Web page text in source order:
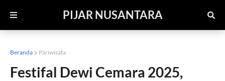
PIJAR NUSANTARA
Beranda Pariwisata
Festifal Dewi Cemara 2025,